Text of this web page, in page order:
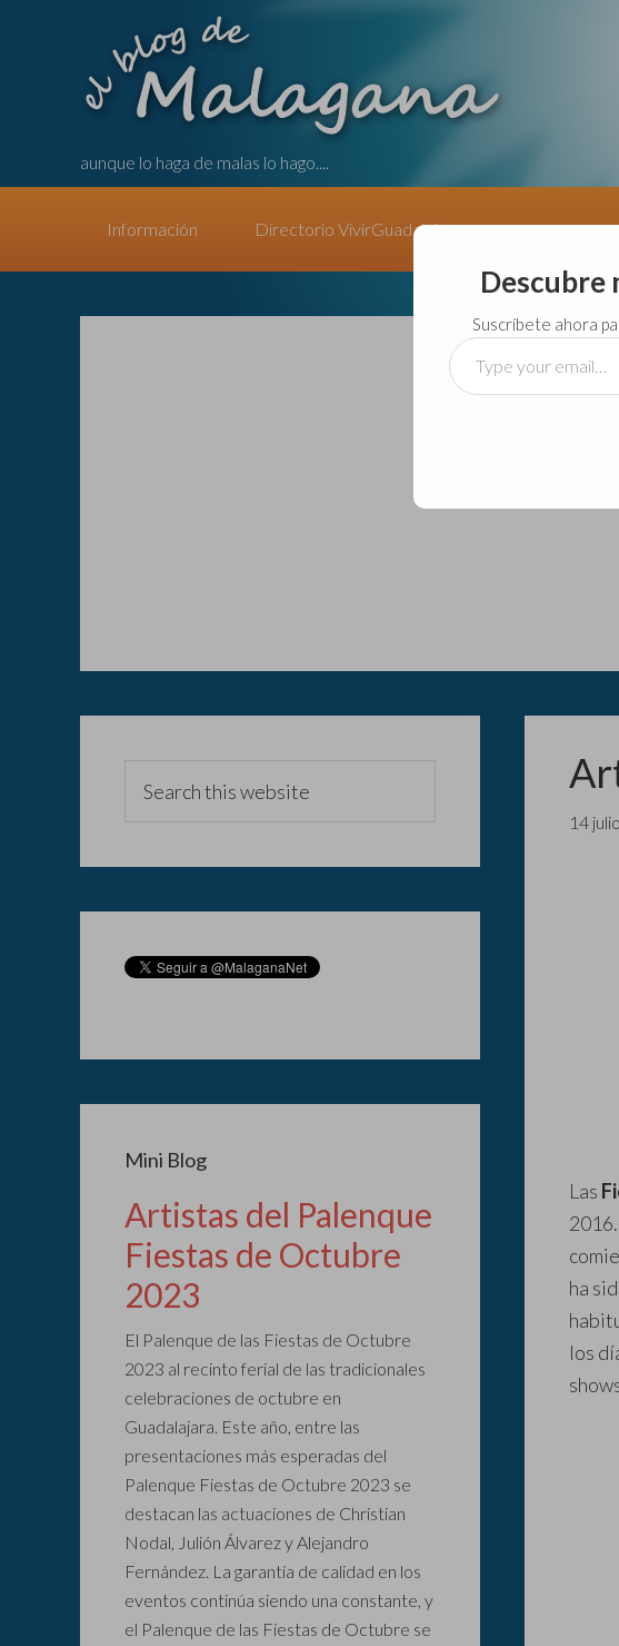
aunque lo haga de malas lo hago....
Información Directorio VivirGuadalajara
14
Las
ha
los
Mini Blog
Artistas del Palenque
Fiestas de Octubre
2023
El Palenque de las Fiestas de Octubre
2023 al recinto ferial de las tradicionales
celebraciones de octubre en
Guadalajara. Este año, entre las
presentaciones más esperadas del
Palenque Fiestas de Octubre 2023 se
destacan las actuaciones de Christian
Nodal, Julión Álvarez y Alejandro
Fernández. La garantía de calidad en los
eventos continúa siendo una constante, y
el Palenque de las Fiestas de Octubre se
Descubre
Suscríbete ahora
Type
your